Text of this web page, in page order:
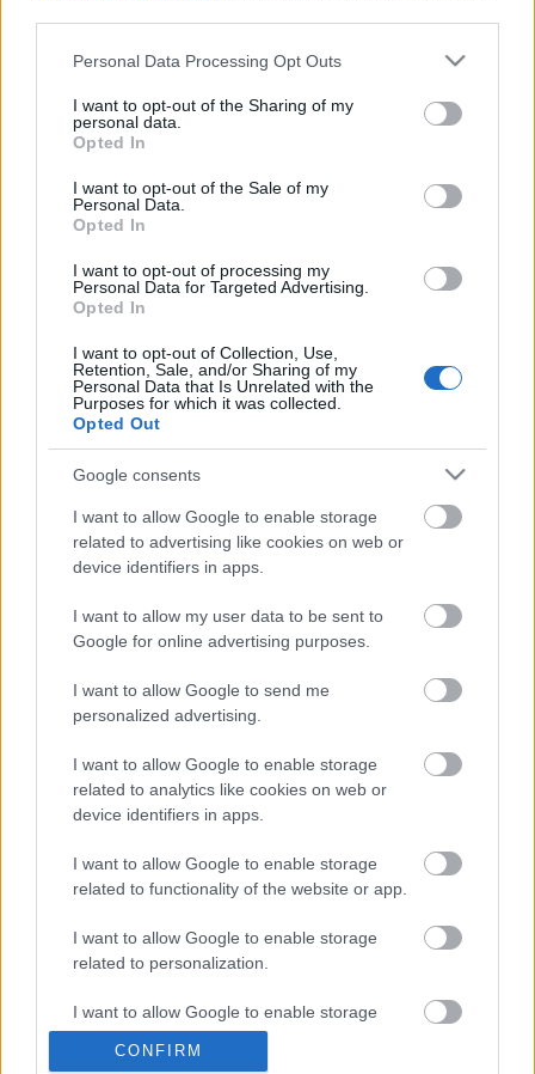
Please note that this website/app uses one or more Google
not limited to your visit or usage behaviour. You may click to
grant or deny consent to Google and its third-party tags to
use your data for below specified purposes in below Google
consent section.
Personal Data Processing Opt Outs
I want to opt-out of the Sharing of my
personal data.
Opted In
I want to opt-out of the Sale of my
Personal Data.
Opted In
I want to opt-out of processing my
Personal Data for Targeted Advertising.
Opted In
I want to opt-out of Collection, Use,
Retention, Sale, and/or Sharing of my
Personal Data that Is Unrelated with the
Purposes for which it was collected.
Opted Out
Google consents
I want to allow Google to enable storage
related to advertising like cookies on web or
device identifiers in apps.
I want to allow my user data to be sent to
Google for online advertising purposes.
I want to allow Google to send me
personalized advertising.
I want to allow Google to enable storage
related to analytics like cookies on web or
device identifiers in apps.
I want to allow Google to enable storage
related to functionality of the website or app.
I want to allow Google to enable storage
related to personalization.
I want to allow Google to enable storage
related to security, including authentication
functionality and fraud prevention, and other
CONFIRM
körmenetben. Van itt viszont a hamburgertől kezdve
a sülthúsokig, fánkokig és egyéb búcsús
édességeken át szinte bármi, amit csak óhajtunk. Mi
egy hamburger menüt kérünk, és láss csodát világ: a
zsömle friss, a húspogácsa ott sül át előttünk, egy
tojást gondosan belehelyeznek egy kör alakú
sütőformába és azt is kisütik baconnal, majd friss
zöldségeket adnak hozzá. Biztos, ami biztos –
hasábburgonyával szervíroznak. Utóbbi szintén
friss, ami így, Magyarország után - szinte
bőségesen elégséges, a vacsorához pedig a helyi
CISK nevű helyi sört kóstoljuk meg (ami vélhetően a
brit évszázados uralkodás hozadéka, és a sziget
kedvenc itala, maga mögé utasítva a máltai és
szicíliai borokat is).
Elégedettségi faktor: 100%.
Címkék:máltai konyha